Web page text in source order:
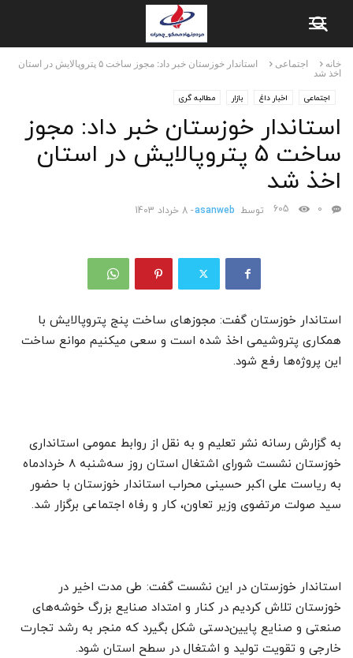
خانه اجتماعی
استاندار خوزستان خبر داد: مجوز ساخت ۵ پتروپالایش در استان
اخذ شد
اجتماعی اخبار داغ بازار مطالبه گری
استاندار خوزستان خبر داد: مجوز
ساخت ۵ پتروپالایش در استان
اخذ شد
توسط asanweb
- 8 خرداد 1403 0
605
استاندار خوزستان گفت: مجوزهای ساخت پنج پتروپالایش با
همکاری پتروشیمی اخذ شده است و سعی میکنیم موانع ساخت
این پروژه‌ها رفع شود.
به گزارش رسانه نشر تعلیم و به نقل از روابط عمومی استانداری
خوزستان نشست شورای اشتغال استان روز سه‌شنبه ۸ خردادماه
به ریاست علی‌ اکبر‌ حسینی‌ محراب استاندار خوزستان با حضور
سید صولت مرتضوی وزیر تعاون، کار و رفاه اجتماعی برگزار شد.
استاندار خوزستان در این نشست گفت: طی مدت اخیر در
خوزستان تلاش کردیم در کنار و امتداد صنایع بزرگ خوشه‌های
صنعتی و صنایع پایین‌دستی شکل بگیرد که منجر به رشد تجارت
خارجی و تقویت تولید و اشتغال در سطح استان شود.